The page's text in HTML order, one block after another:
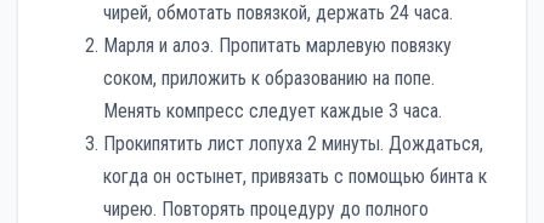
чирей, обмотать повязкой, держать 24 часа.
Марля и алоэ. Пропитать марлевую повязку
соком, приложить к образованию на попе.
Менять компресс следует каждые 3 часа.
Прокипятить лист лопуха 2 минуты. Дождаться,
когда он остынет, привязать с помощью бинта к
чирею. Повторять процедуру до полного